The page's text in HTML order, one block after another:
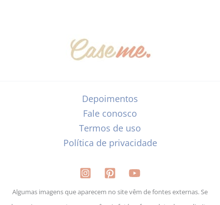
Depoimentos
Fale conosco
Termos de uso
Política de privacidade
Algumas imagens que aparecem no site vêm de fontes externas. Se